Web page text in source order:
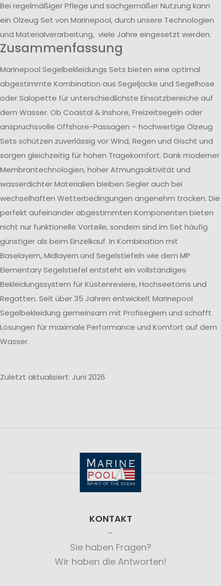
Bei regelmäßiger Pflege und sachgemäßer Nutzung kann
ein Ölzeug Set von Marinepool, durch unsere Technologien
und Materialverarbeitung, viele Jahre eingesetzt werden.
Zusammenfassung
Marinepool Segelbekleidungs Sets bieten eine optimal
abgestimmte Kombination aus Segeljacke und Segelhose
oder Salopette für unterschiedlichste Einsatzbereiche auf
dem Wasser. Ob Coastal & Inshore, Freizeitsegeln oder
anspruchsvolle Offshore-Passagen – hochwertige Ölzeug
Sets schützen zuverlässig vor Wind, Regen und Gischt und
sorgen gleichzeitig für hohen Tragekomfort. Dank moderner
Membrantechnologien, hoher Atmungsaktivität und
wasserdichter Materialien bleiben Segler auch bei
wechselhaften Wetterbedingungen angenehm trocken. Die
perfekt aufeinander abgestimmten Komponenten bieten
nicht nur funktionelle Vorteile, sondern sind im Set häufig
günstiger als beim Einzelkauf. In Kombination mit
Baselayern, Midlayern und Segelstiefeln wie dem MP
Elementary Segelstiefel entsteht ein vollständiges
Bekleidungssystem für Küstenreviere, Hochseetörns und
Regatten. Seit über 35 Jahren entwickelt Marinepool
Segelbekleidung gemeinsam mit Profiseglern und schafft
Lösungen für maximale Performance und Komfort auf dem
Wasser.
Zuletzt aktualisiert: Juni 2026
KONTAKT
Sie haben Fragen?
Wir haben die Antworten!